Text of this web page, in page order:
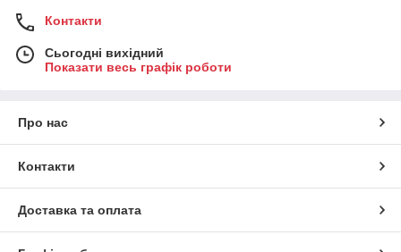
Контакти
Сьогодні вихідний
Показати весь графік роботи
Про нас
Контакти
Доставка та оплата